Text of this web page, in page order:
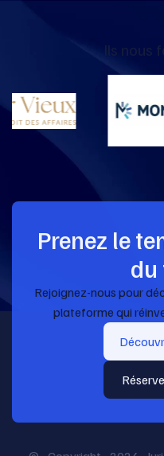
Ils
Prenez le
du
Rejoignez-nous pour
plateforme qui